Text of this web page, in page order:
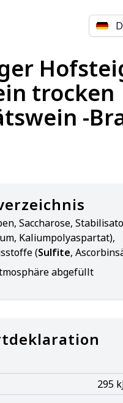
trocken
-
Saccharose,
Kaliumpolyaspartat),
(Sulfite,
abgefüllt
295